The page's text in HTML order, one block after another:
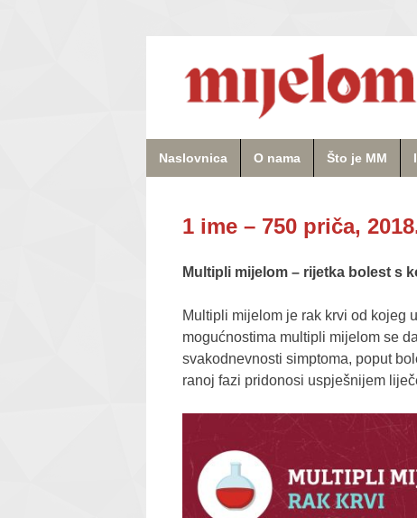
Naslovnica O nama Što je MM
1 ime – 750 priča,
Multipli mijelom – rijetka bolest s
Multipli mijelom je rak krvi od kojeg
mogućnostima multipli mijelom se
svakodnevnosti simptoma, poput
ranoj fazi pridonosi uspješnijem